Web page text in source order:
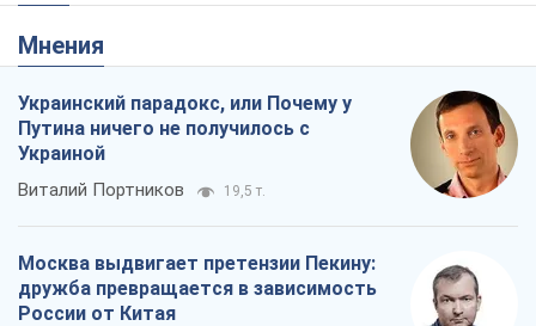
Мнения
Украинский парадокс, или Почему у
Путина ничего не получилось с
Украиной
Виталий Портников 19,5 т.
Москва выдвигает претензии Пекину:
дружба превращается в зависимость
России от Китая